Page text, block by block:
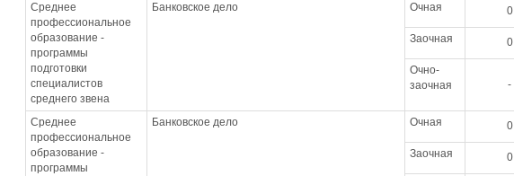
Среднее
профессиональное
образование -
программы
подготовки
специалистов
среднего звена
Банковское дело Очная 0
Заочная 0
Очно-
заочная
-
Среднее
профессиональное
образование -
программы
Банковское дело Очная 0
Заочная 0